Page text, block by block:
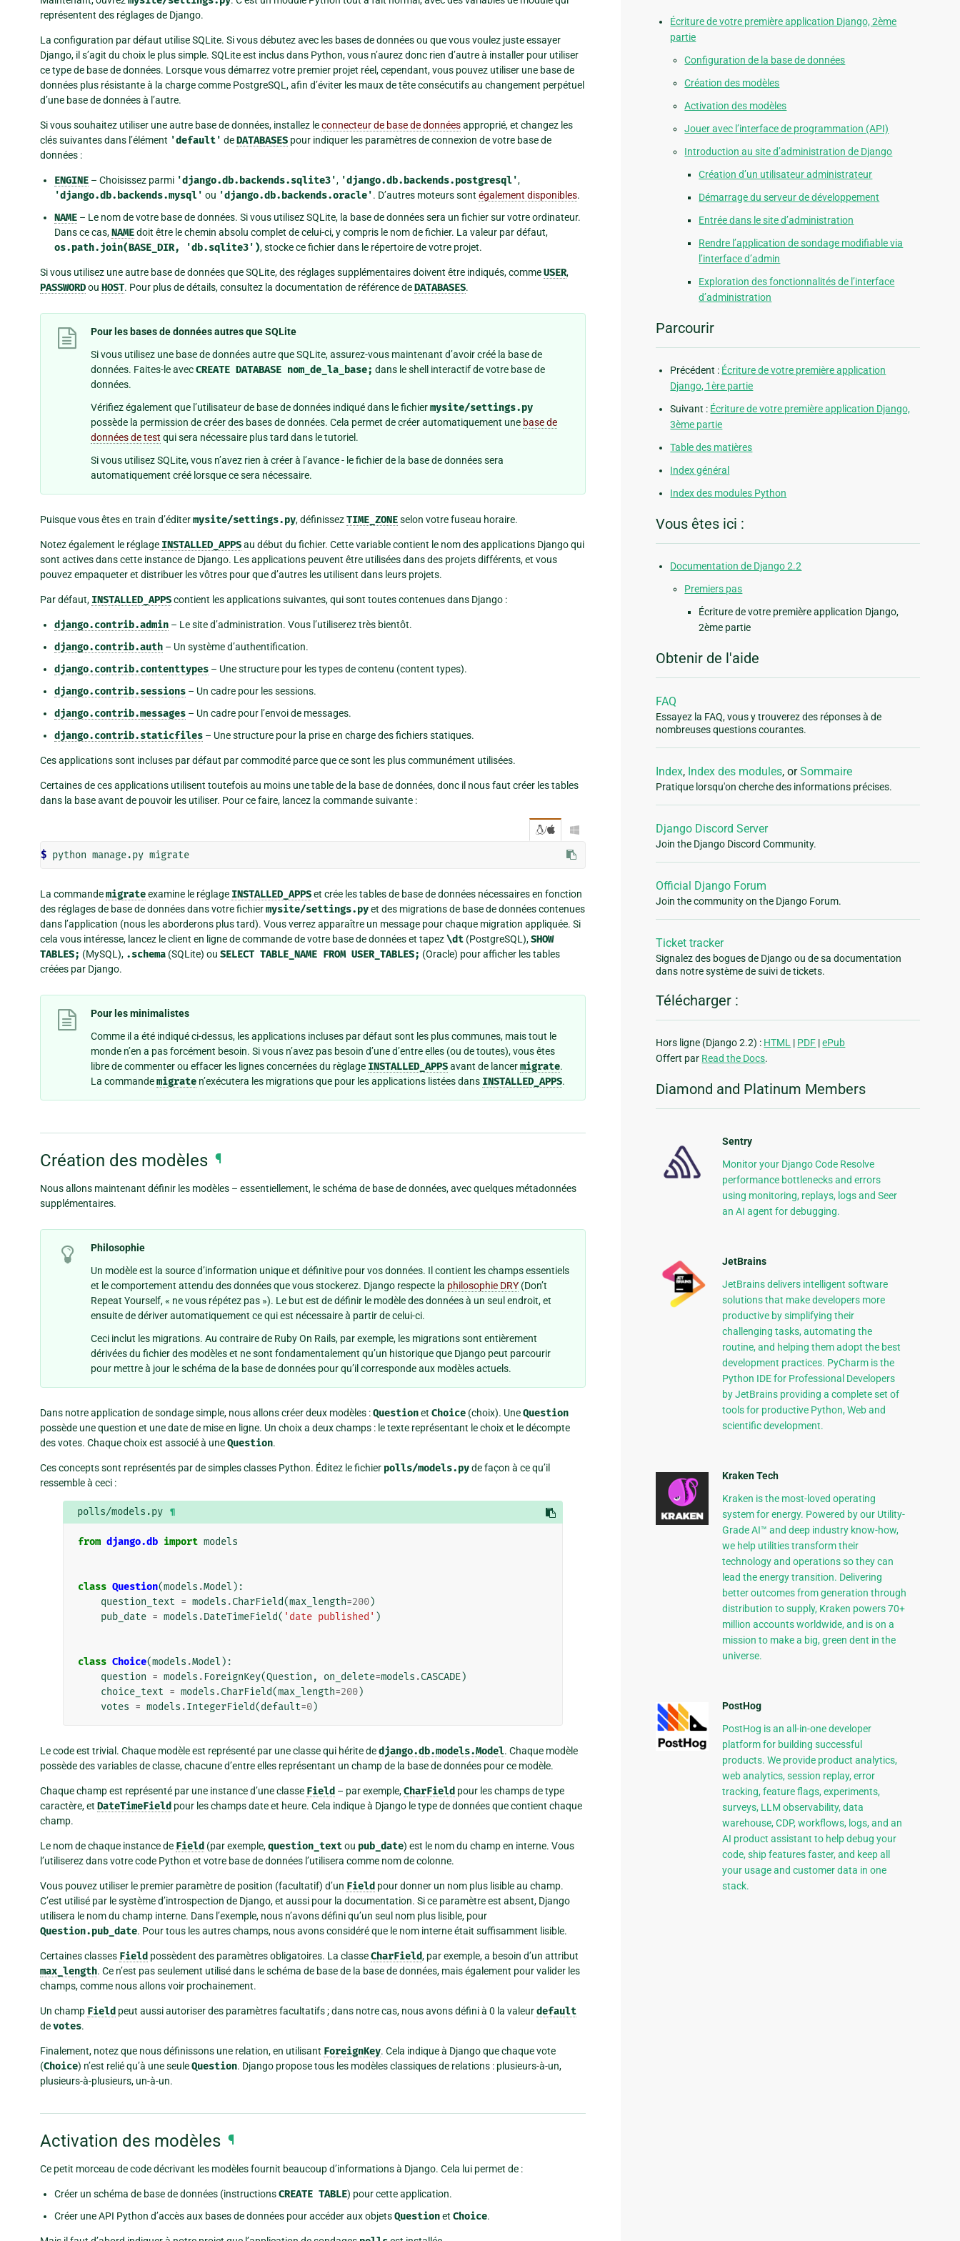
représentent des réglages de Django.
La configuration par défaut utilise SQLite. Si vous débutez avec les bases de données ou que vous voulez juste essayer
Django, il s’agit du choix le plus simple. SQLite est inclus dans Python, vous n’aurez donc rien d’autre à installer pour utiliser
ce type de base de données. Lorsque vous démarrez votre premier projet réel, cependant, vous pouvez utiliser une base de
données plus résistante à la charge comme PostgreSQL, afin d’éviter les maux de tête consécutifs au changement perpétuel
d’une base de données à l’autre.
Si vous souhaitez utiliser une autre base de données, installez leconnecteur de base de donnéesapproprié, et changez les
clés suivantes dans l’élément 'default' deDATABASES pour indiquer les paramètres de connexion de votre base de
données :
ENGINE – Choisissez parmi 'django.db.backends.sqlite3', 'django.db.backends.postgresql',
'django.db.backends.mysql' ou 'django.db.backends.oracle'. D’autres moteurs sont également disponibles.
NAME – Le nom de votre base de données. Si vous utilisez SQLite, la base de données sera un fichier sur votre ordinateur.
Dans ce cas,NAMEdoit être le chemin absolu complet de celui-ci, y compris le nom de fichier. La valeur par défaut,
os.path.join(BASE_DIR, 'db.sqlite3'), stocke ce fichier dans le répertoire de votre projet.
Si vous utilisez une autre base de données que SQLite, des réglages supplémentaires doivent être indiqués, commeUSER,
PASSWORDou HOST. Pour plus de détails, consultez la documentation de référence deDATABASES.
Pour les bases de données autres que SQLite
Si vous utilisez une base de données autre que SQLite, assurez-vous maintenant d’avoir créé la base de
données. Faites-le avecCREATE DATABASE nom_de_la_base; dans le shell interactif de votre base de
données.
Vérifiez également que l’utilisateur de base de données indiqué dans le fichiermysite/settings.py
possède la permission de créer des bases de données. Cela permet de créer automatiquement une base de
données de test qui sera nécessaire plus tard dans le tutoriel.
Si vous utilisez SQLite, vous n’avez rien à créer à l’avance - le fichier de la base de données sera
automatiquement créé lorsque ce sera nécessaire.
Puisque vous êtes en train d’éditermysite/settings.py, définissezTIME_ZONEselon votre fuseau horaire.
Notez également le réglage INSTALLED_APPSau début du fichier. Cette variable contient le nom des applications Django qui
sont actives dans cette instance de Django. Les applications peuvent être utilisées dans des projets différents, et vous
pouvez empaqueter et distribuer les vôtres pour que d’autres les utilisent dans leurs projets.
Par défaut, INSTALLED_APPScontient les applications suivantes, qui sont toutes contenues dans Django :
django.contrib.admin – Le site d’administration. Vous l’utiliserez très bientôt.
django.contrib.auth – Un système d’authentification.
django.contrib.contenttypes – Une structure pour les types de contenu (content types).
django.contrib.sessions – Un cadre pour les sessions.
django.contrib.messages – Un cadre pour l’envoi de messages.
django.contrib.staticfiles – Une structure pour la prise en charge des fichiers statiques.
Ces applications sont incluses par défaut par commodité parce que ce sont les plus communément utilisées.
Certaines de ces applications utilisent toutefois au moins une table de la base de données, donc il nous faut créer les tables
dans la base avant de pouvoir les utiliser. Pour ce faire, lancez la commande suivante :
/ 
$
La commandemigrateexamine le réglage INSTALLED_APPSet crée les tables de base de données nécessaires en fonction
des réglages de base de données dans votre fichiermysite/settings.pyet des migrations de base de données contenues
dans l’application (nous les aborderons plus tard). Vous verrez apparaître un message pour chaque migration appliquée. Si
cela vous intéresse, lancez le client en ligne de commande de votre base de données et tapez\dt (PostgreSQL),SHOW
TABLES; (MySQL), .schema (SQLite) ou SELECT TABLE_NAME FROM USER_TABLES; (Oracle) pour afficher les tables
créées par Django.
Pour les minimalistes
Comme il a été indiqué ci-dessus, les applications incluses par défaut sont les plus communes, mais tout le
monde n’en a pas forcément besoin. Si vous n’avez pas besoin d’une d’entre elles (ou de toutes), vous êtes
libre de commenter ou effacer les lignes concernées du règlage INSTALLED_APPSavant de lancermigrate.
La commandemigrate n’exécutera les migrations que pour les applications listées dans INSTALLED_APPS.
Création des modèles ¶
Nous allons maintenant définir les modèles – essentiellement, le schéma de base de données, avec quelques métadonnées
supplémentaires.
Philosophie
Un modèle est la source d’information unique et définitive pour vos données. Il contient les champs essentiels
et le comportement attendu des données que vous stockerez. Django respecte la philosophie DRY (Don’t
Repeat Yourself, « ne vous répétez pas »). Le but est de définir le modèle des données à un seul endroit, et
ensuite de dériver automatiquement ce qui est nécessaire à partir de celui-ci.
Ceci inclut les migrations. Au contraire de Ruby On Rails, par exemple, les migrations sont entièrement
dérivées du fichier des modèles et ne sont fondamentalement qu’un historique que Django peut parcourir
pour mettre à jour le schéma de la base de données pour qu’il corresponde aux modèles actuels.
Dans notre application de sondage simple, nous allons créer deux modèles :Questionet Choice (choix). UneQuestion
possède une question et une date de mise en ligne. Un choix a deux champs : le texte représentant le choix et le décompte
des votes. Chaque choix est associé à uneQuestion.
Ces concepts sont représentés par de simples classes Python. Éditez le fichier polls/models.pyde façon à ce qu’il
ressemble à ceci :
polls/models.py ¶
from django.db import models
class Question(models .Model ):
question_text = models .CharField(max_length=200)
pub_date = models .DateTimeField( 'date published' )
class Choice(models .Model ):
question = models . ForeignKey(Question , on_delete=models .CASCADE)
choice_text = models .CharField(max_length=200)
votes = models .IntegerField(default=0)
Le code est trivial. Chaque modèle est représenté par une classe qui hérite dedjango.db.models.Model. Chaque modèle
possède des variables de classe, chacune d’entre elles représentant un champ de la base de données pour ce modèle.
Chaque champ est représenté par une instance d’une classe Field – par exemple,CharField pour les champs de type
caractère, et DateTimeField pour les champs date et heure. Cela indique à Django le type de données que contient chaque
champ.
Le nom de chaque instance de Field (par exemple,question_textou pub_date) est le nom du champ en interne. Vous
l’utiliserez dans votre code Python et votre base de données l’utilisera comme nom de colonne.
Vous pouvez utiliser le premier paramètre de position (facultatif) d’un Field pour donner un nom plus lisible au champ.
C’est utilisé par le système d’introspection de Django, et aussi pour la documentation. Si ce paramètre est absent, Django
utilisera le nom du champ interne. Dans l’exemple, nous n’avons défini qu’un seul nom plus lisible, pour
Question.pub_date. Pour tous les autres champs, nous avons considéré que le nom interne était suffisamment lisible.
Certaines classes Field possèdent des paramètres obligatoires. La classeCharField, par exemple, a besoin d’un attribut
max_length. Ce n’est pas seulement utilisé dans le schéma de base de la base de données, mais également pour valider les
champs, comme nous allons voir prochainement.
Un champ Field peut aussi autoriser des paramètres facultatifs ; dans notre cas, nous avons défini à 0 la valeurdefault
devotes.
Finalement, notez que nous définissons une relation, en utilisant ForeignKey. Cela indique à Django que chaque vote
(Choice) n’est relié qu’à une seuleQuestion. Django propose tous les modèles classiques de relations : plusieurs-à-un,
plusieurs-à-plusieurs, un-à-un.
Activation des modèles ¶
Ce petit morceau de code décrivant les modèles fournit beaucoup d’informations à Django. Cela lui permet de :
Créer un schéma de base de données (instructionsCREATE TABLE) pour cette application.
Créer une API Python d’accès aux bases de données pour accéder aux objetsQuestionet Choice.
Écriture de votre première application Django, 2ème
partie
Configuration de la base de données
Création des modèles
Activation des modèles
Jouer avec l’interface de programmation (API)
Introduction au site d’administration de Django
Création d’un utilisateur administrateur
Démarrage du serveur de développement
Entrée dans le site d’administration
Rendre l’application de sondage modifiable via
l’interface d’admin
Exploration des fonctionnalités de l’interface
d’administration
Parcourir
Précédent : Écriture de votre première application
Django, 1ère partie
Suivant : Écriture de votre première application Django,
3ème partie
Table des matières
Index général
Index des modules Python
Vous êtes ici :
Documentation de Django 2.2
Premiers pas
Écriture de votre première application Django,
2ème partie
Obtenir de l'aide
FAQ
Essayez la FAQ, vous y trouverez des réponses à de
nombreuses questions courantes.
Index, Index des modules, orSommaire
Pratique lorsqu'on cherche des informations précises.
Django Discord Server
Join the Django Discord Community.
Official Django Forum
Join the community on the Django Forum.
Ticket tracker
Signalez des bogues de Django ou de sa documentation
dans notre système de suivi de tickets.
Télécharger :
Hors ligne (Django 2.2) : HTML | PDF |ePub
Offert par Read the Docs.
Diamond and Platinum Members
Sentry
Monitor your Django Code Resolve
performance bottlenecks and errors
using monitoring, replays, logs and Seer
an AI agent for debugging.
JetBrains
JetBrains delivers intelligent software
solutions that make developers more
productive by simplifying their
challenging tasks, automating the
routine, and helping them adopt the best
development practices. PyCharm is the
Python IDE for Professional Developers
by JetBrains providing a complete set of
tools for productive Python, Web and
scientific development.
Kraken Tech
Kraken is the most-loved operating
system for energy. Powered by our Utility-
Grade AI™ and deep industry know-how,
we help utilities transform their
technology and operations so they can
lead the energy transition. Delivering
better outcomes from generation through
distribution to supply, Kraken powers 70+
million accounts worldwide, and is on a
mission to make a big, green dent in the
universe.
PostHog
PostHog is an all-in-one developer
platform for building successful
products. We provide product analytics,
web analytics, session replay, error
tracking, feature flags, experiments,
surveys, LLM observability, data
warehouse, CDP, workflows, logs, and an
AI product assistant to help debug your
code, ship features faster, and keep all
your usage and customer data in one
stack.